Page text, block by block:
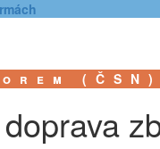
(ČSN)